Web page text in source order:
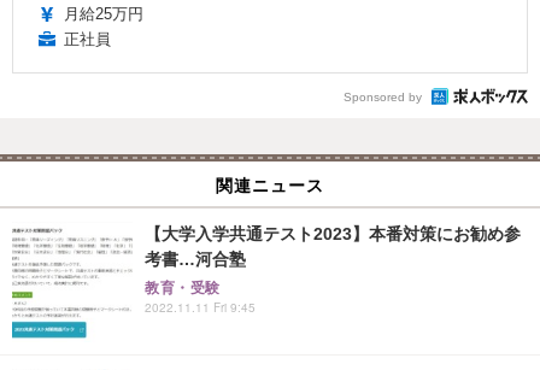
月給25万円
正社員
Sponsored by
関連ニュース
【大学入学共通テスト2023】本番対策にお勧め参
考書…河合塾
教育・受験
2022.11.11 Fri 9:45